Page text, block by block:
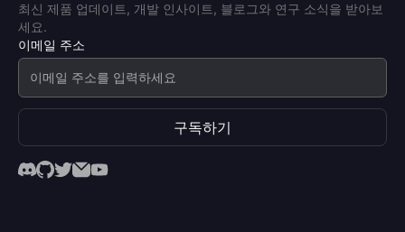
최신 제품 업데이트, 개발 인사이트, 블로그와 연구 소식을 받아보
세요.
이메일 주소
구독하기